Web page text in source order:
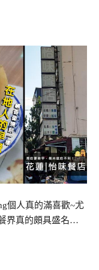
個人真的滿喜歡~尤
界真的頗具盛名…